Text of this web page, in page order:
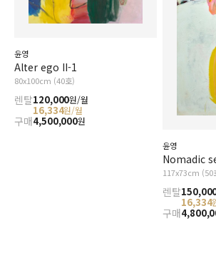
윤영
Alter ego II-1
80x100cm (40호)
렌탈120,000원/월
16,334원/월
구매4,500,000원
윤영
Nomadic
117x73cm (50
렌탈
16,334
구매